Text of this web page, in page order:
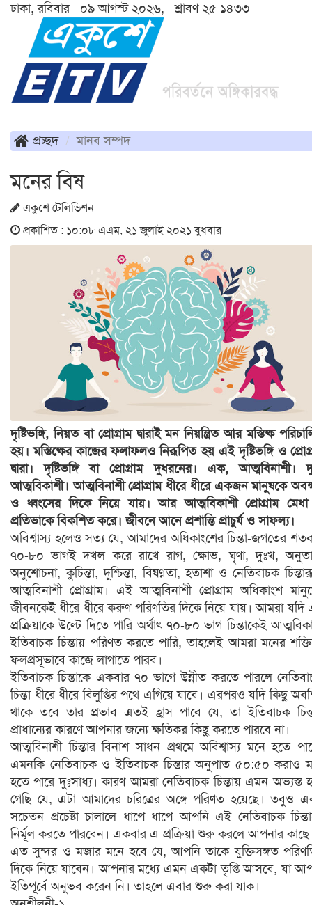
ঢাকা, রবিবার ০৯ আগস্ট ২০২৬, শ্রাবণ ২৫ ১৪৩৩
প্রচ্ছদ মানব সম্পদ
মনের বিষ
একুশে টেলিভিশন
প্রকাশিত : ১০:০৮ এএম, ২১ জুলাই ২০২১ বুধবার
দৃষ্টিভঙ্গি, নিয়ত বা প্রোগ্রাম দ্বারাই মন নিয়ন্ত্রিত আর মস্তিষ্ক
হয়। মস্তিষ্কের কাজের ফলাফলও নিরূপিত হয় এই দৃষ্টিভঙ্গি ও
দ্বারা। দৃষ্টিভঙ্গি বা প্রোগ্রাম দুধরনের। এক, আত্মবিনাশী।
আত্মবিকাশী। আত্মবিনাশী প্রোগ্রাম ধীরে ধীরে একজন মানুষকে
ও ধ্বংসের দিকে নিয়ে যায়। আর আত্মবিকাশী প্রোগ্রাম
প্রতিভাকে বিকশিত করে। জীবনে আনে প্রশান্তি প্রাচুর্য ও সাফল্য।
অবিশ্বাস্য হলেও সত্য যে, আমাদের অধিকাংশের চিন্তা-জগতের
৭০-৮০ ভাগই দখল করে রাখে রাগ, ক্ষোভ, ঘৃণা, দুঃখ,
অনুশোচনা, কুচিন্তা, দুশ্চিন্তা, বিষণ্নতা, হতাশা ও নেতিবাচক
আত্মবিনাশী প্রোগ্রাম। এই আত্মবিনাশী প্রোগ্রাম অধিকাংশ
জীবনকেই ধীরে ধীরে করুণ পরিণতির দিকে নিয়ে যায়। আমরা যদি
প্রক্রিয়াকে উল্টে দিতে পারি অর্থাৎ ৭০-৮০ ভাগ চিন্তাকেই
ইতিবাচক চিন্তায় পরিণত করতে পারি, তাহলেই আমরা মনের
ফলপ্রসূভাবে কাজে লাগাতে পারব।
ইতিবাচক চিন্তাকে একবার ৭০ ভাগে উন্নীত করতে পারলে
চিন্তা ধীরে ধীরে বিলুপ্তির পথে এগিয়ে যাবে। এরপরও যদি কিছু
থাকে তবে তার প্রভাব এতই হ্রাস পাবে যে, তা ইতিবাচক
প্রাধান্যের কারণে আপনার জন্যে ক্ষতিকর কিছু করতে পারবে না।
আত্মবিনাশী চিন্তার বিনাশ সাধন প্রথমে অবিশ্বাস্য মনে হতে
এমনকি নেতিবাচক ও ইতিবাচক চিন্তার অনুপাত ৫০:৫০ করাও
হতে পারে দুঃসাধ্য। কারণ আমরা নেতিবাচক চিন্তায় এমন অভ্যস্ত
গেছি যে, এটা আমাদের চরিত্রের অঙ্গে পরিণত হয়েছে। তবুও
সচেতন প্রচেষ্টা চালালে ধাপে ধাপে আপনি এই নেতিবাচক
নির্মূল করতে পারবেন। একবার এ প্রক্রিয়া শুরু করলে আপনার কাছে
এত সুন্দর ও মজার মনে হবে যে, আপনি তাকে যুক্তিসঙ্গত
দিকে নিয়ে যাবেন। আপনার মধ্যে এমন একটা তৃপ্তি আসবে, যা
ইতিপূর্বে অনুভব করেন নি। তাহলে এবার শুরু করা যাক।